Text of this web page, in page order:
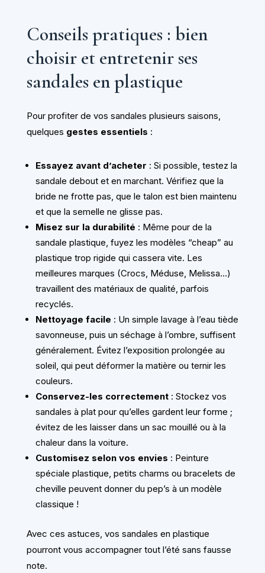
Conseils pratiques : bien
choisir et entretenir ses
sandales en plastique
Pour profiter de vos sandales plusieurs saisons,
quelques gestes essentiels :
Essayez avant d’acheter : Si possible, testez la
sandale debout et en marchant. Vérifiez que la
bride ne frotte pas, que le talon est bien maintenu
et que la semelle ne glisse pas.
Misez sur la durabilité : Même pour de la
sandale plastique, fuyez les modèles “cheap” au
plastique trop rigide qui cassera vite. Les
meilleures marques (Crocs, Méduse, Melissa…)
travaillent des matériaux de qualité, parfois
recyclés.
Nettoyage facile : Un simple lavage à l’eau tiède
savonneuse, puis un séchage à l’ombre, suffisent
généralement. Évitez l’exposition prolongée au
soleil, qui peut déformer la matière ou ternir les
couleurs.
Conservez-les correctement: Stockez vos
sandales à plat pour qu’elles gardent leur forme ;
évitez de les laisser dans un sac mouillé ou à la
chaleur dans la voiture.
Customisez selon vos envies : Peinture
spéciale plastique, petits charms ou bracelets de
cheville peuvent donner du pep’s à un modèle
classique !
Avec ces astuces, vos sandales en plastique
pourront vous accompagner tout l’été sans fausse
note.